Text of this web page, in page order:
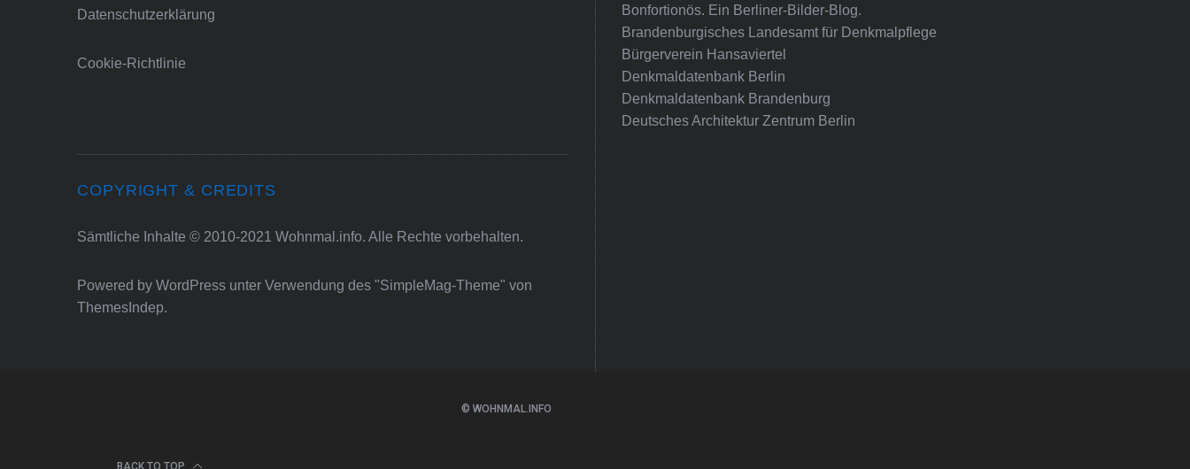
Datenschutzerklärung
Cookie-Richtlinie
COPYRIGHT & CREDITS
Sämtliche Inhalte © 2010-2021 Wohnmal.info. Alle Rechte vorbehalten.
Powered by WordPress unter Verwendung des "SimpleMag-Theme" von
ThemesIndep.
Bonfortionös. Ein Berliner-Bilder-Blog.
Brandenburgisches Landesamt für Denkmalpflege
Bürgerverein Hansaviertel
Denkmaldatenbank Berlin
Denkmaldatenbank Brandenburg
Deutsches Architektur Zentrum Berlin
© WOHNMAL.INFO
BACK TO TOP